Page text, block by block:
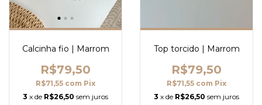
Calcinha fio | Marrom
R$79,50
R$71,55 com Pix
3 x de R$26,50 sem juros
Top torcido | Marrom
R$79,50
R$71,55 com Pix
3 x de R$26,50 sem juros